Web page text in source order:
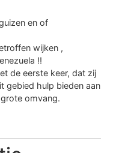
en of
wijken ,
!!
de eerste keer, dat zij
gebied hulp bieden aan
omvang.